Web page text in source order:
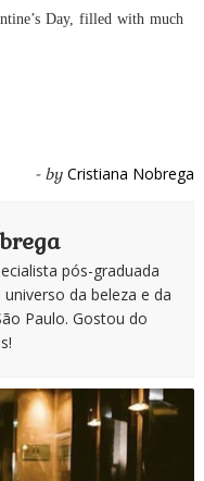
Day, filled with much
- by Cristiana Nobrega
pós-graduada
da beleza e da
Paulo. Gostou do